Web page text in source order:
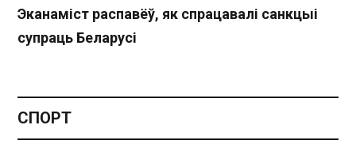
Эканаміст распавёў, як спрацавалі санкцыі
супраць Беларусі
СПОРТ